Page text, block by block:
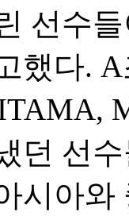
선수
했다.
던 선
시아와